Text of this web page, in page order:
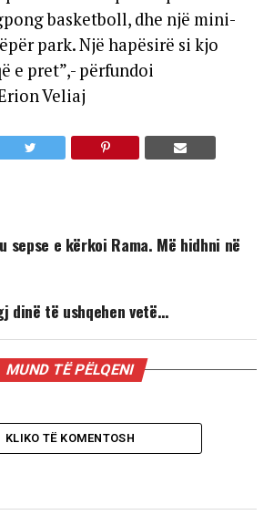
basketboll, dhe një mini-
park. Një hapësirë si kjo
e pret”,- përfundoi
Veliaj
sepse e kërkoi Rama. Më hidhni në
dinë të ushqehen vetë…
MUND TË PËLQENI
KLIKO TË KOMENTOSH